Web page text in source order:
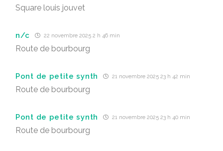
Square louis jouvet
n/c 22 novembre 2025 2 h 46 min
Route de bourbourg
Pont de petite synth 21 novembre 2025 23 h 42 min
Route de bourbourg
Pont de petite synth 21 novembre 2025 23 h 40 min
Route de bourbourg